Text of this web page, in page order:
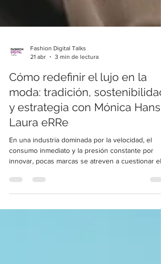
3 min de lectura
Cómo redefinir el lujo en la
moda: tradición, sostenibilidad
y estrategia con Mónica Hans
Laura eRRe
En una industria dominada por la velocidad, el
consumo inmediato y la presión constante por
innovar, pocas marcas se atreven a cuestionar el
repensar qué significa realmente el valor.